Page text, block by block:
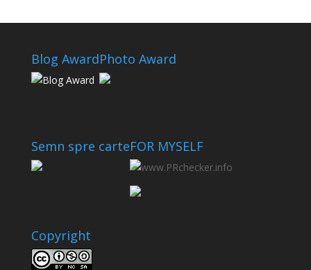
Blog AwardPhoto Award
Semn spre carteFOR MYSELF
Copyright